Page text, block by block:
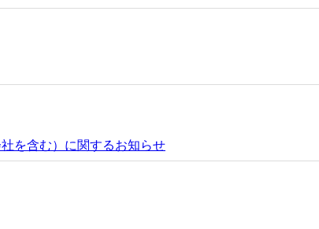
を含む）に関するお知らせ